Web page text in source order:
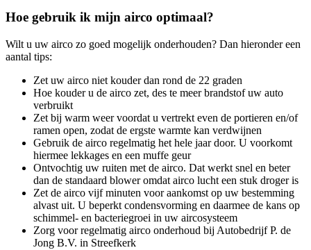
Hoe gebruik ik mijn airco optimaal?
Wilt u uw airco zo goed mogelijk onderhouden? Dan hieronder een
aantal tips:
Zet uw airco niet kouder dan rond de 22 graden
Hoe kouder u de airco zet, des te meer brandstof uw auto
verbruikt
Zet bij warm weer voordat u vertrekt even de portieren en/of
ramen open, zodat de ergste warmte kan verdwijnen
Gebruik de airco regelmatig het hele jaar door. U voorkomt
hiermee lekkages en een muffe geur
Ontvochtig uw ruiten met de airco. Dat werkt snel en beter
dan de standaard blower omdat airco lucht een stuk droger is
Zet de airco vijf minuten voor aankomst op uw bestemming
alvast uit. U beperkt condensvorming en daarmee de kans op
schimmel- en bacteriegroei in uw aircosysteem
Zorg voor regelmatig airco onderhoud bij Autobedrijf P. de
Jong B.V. in Streefkerk